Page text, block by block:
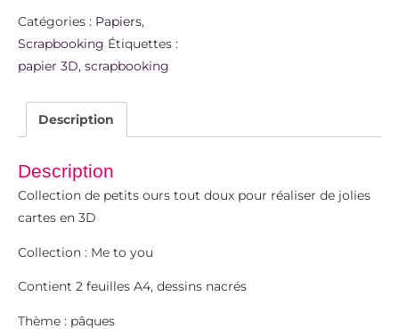
Catégories : Papiers,
Scrapbooking Étiquettes :
papier 3D, scrapbooking
Description
Description
Collection de petits ours tout doux pour réaliser de jolies
cartes en 3D
Collection : Me to you
Contient 2 feuilles A4, dessins nacrés
Thème : pâques